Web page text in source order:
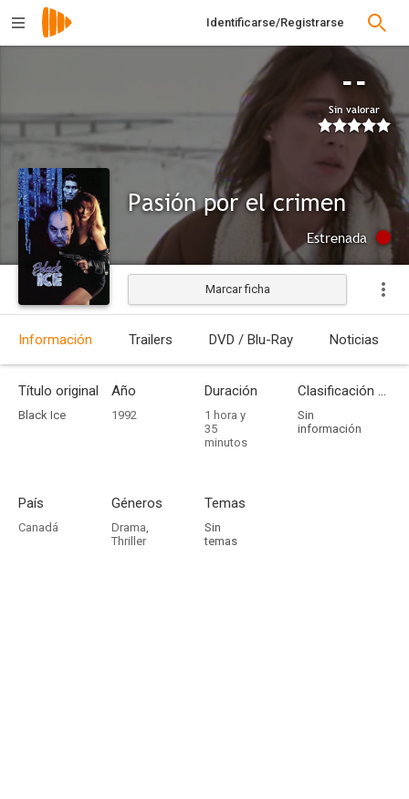
Identificarse/Registrarse
--
Sin valorar
Pasión por el crimen
Estrenada
Marcar ficha
Información Trailers DVD / Blu-Ray Noticias
Título original
Black Ice
Año
1992
Duración
1 hora y
35
minutos
Clasificación por edades
Sin
información
País
Canadá
Géneros
Drama,
Thriller
Temas
Sin
temas